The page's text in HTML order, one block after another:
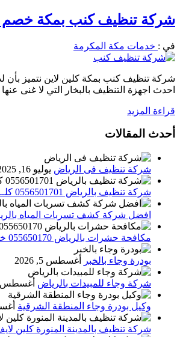
شركة تنظيف كنب بمكة خصم 39% احجز الان 0556501701 نظافة عامة ومكافحة الحشرات
في : خدمات مكة المكرمة
احدث اجهزة التنظيف بالبخار التي لا غنى
قراءة المزيد
أحدث المقالات
شركة تنظيف فى الرياض يوليو 16, 2025
شركة تنظيف بالرياض 0556501701 كلــين لايــن خصم 39% تنظيف وتعقيم المنازل باحدث الاجهزة
افضل شركة كشف تسربات المياه بالرياض خصم 39% اطلب الان
مكافحة حشرات بالرياض 055650170 خصم 39% القضاء التام علي الحشرات والقوارض
بودرة وجاء بالخبر أغسطس 5, 2026
شركة وجاء للمبيدات بالرياض أغسطس 1, 2026
وكيل بودرة وجاء المنطقة الشرقية
شركة تنظيف بالمدينة المنورة كلين